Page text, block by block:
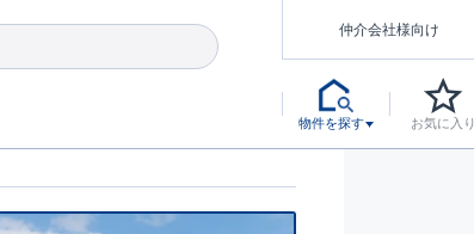
仲介会社様向け
物件を探す お気に入り